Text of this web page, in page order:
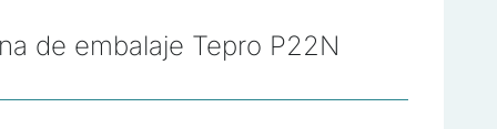
de embalaje Tepro P22N